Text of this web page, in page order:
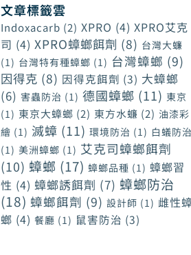
文章標籤雲
Indoxacarb (2) XPRO (4) XPRO艾克
司 (4) XPRO蟑螂餌劑 (8) 台灣大蠊
(1) 台灣特有種蟑螂 (1) 台灣蟑螂 (9)
因得克 (8) 因得克餌劑 (3) 大蟑螂
(6) 害蟲防治 (1) 德國蟑螂 (11) 東京
(1) 東京大蟑螂 (2) 東方水蠊 (2) 油漆彩
繪 (1) 滅蟑 (11) 環境防治 (1) 白蟻防治
(1) 美洲蟑螂 (1) 艾克司蟑螂餌劑
(10) 蟑螂 (17) 蟑螂品種 (1) 蟑螂習
性 (4) 蟑螂誘餌劑 (7) 蟑螂防治
(18) 蟑螂餌劑 (9) 設計師 (1) 雌性
螂 (4) 餐廳 (1) 鼠害防治 (3)